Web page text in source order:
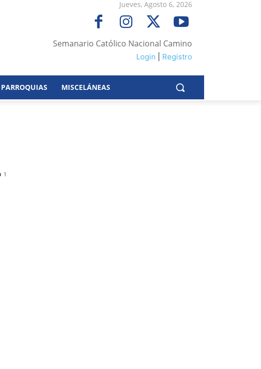
Jueves, Agosto 6, 2026
Semanario Católico Nacional Camino
Login Registro
PARROQUIAS MISCELÁNEAS
1